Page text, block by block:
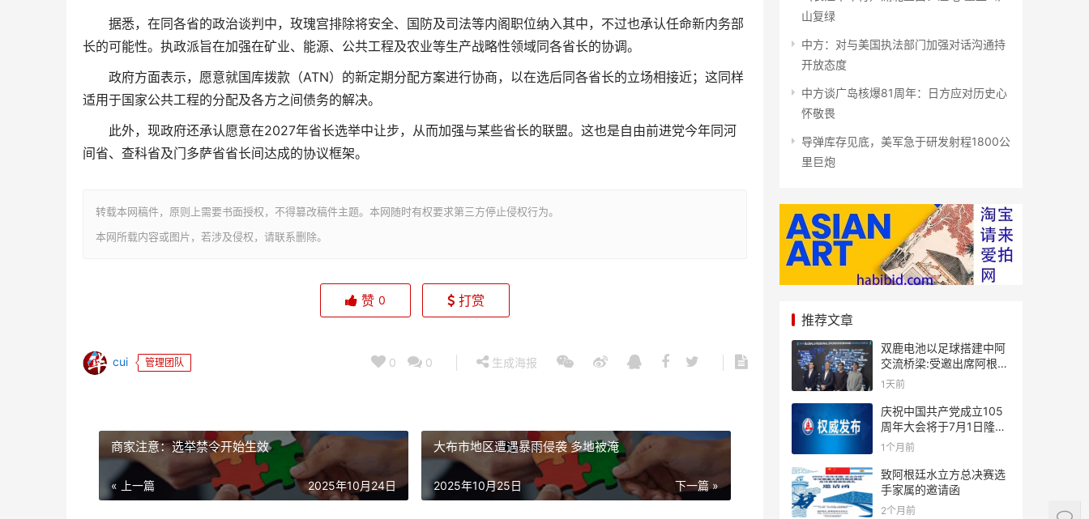
据悉，在同各省的政治谈判中，玫瑰宫排除将安全、国防及司法等内阁职位纳入其中，不过也承认任命新内务部
长的可能性。执政派旨在加强在矿业、能源、公共工程及农业等生产战略性领域同各省长的协调。
政府方面表示，愿意就国库拨款（ATN）的新定期分配方案进行协商，以在选后同各省长的立场相接近；这同样
适用于国家公共工程的分配及各方之间债务的解决。
此外，现政府还承认愿意在2027年省长选举中让步，从而加强与某些省长的联盟。这也是自由前进党今年同河
间省、查科省及门多萨省省长间达成的协议框架。
转载本网稿件，原则上需要书面授权，不得篡改稿件主题。本网随时有权要求第三方停止侵权行为。
本网所载内容或图片，若涉及侵权，请联系删除。
赞 0 打赏
cui 管理团队 0 0 生成海报
商家注意：选举禁令开始生效
« 上一篇 2025年10月24日
大布市地区遭遇暴雨侵袭 多地被淹
下一篇 »
2025年10月25日
山复绿
中方：对与美国执法部门加强对话沟通持
开放态度
中方谈广岛核爆81周年：日方应对历史心
怀敬畏
导弹库存见底，美军急于研发射程1800公
里巨炮
推荐文章
双鹿电池以足球搭建中阿
交流桥梁:受邀出席阿根廷
足协赞助商招待会！
1天前
庆祝中国共产党成立105
周年大会将于7月1日隆重
举行
1个月前
致阿根廷水立方总决赛选
手家属的邀请函
2个月前